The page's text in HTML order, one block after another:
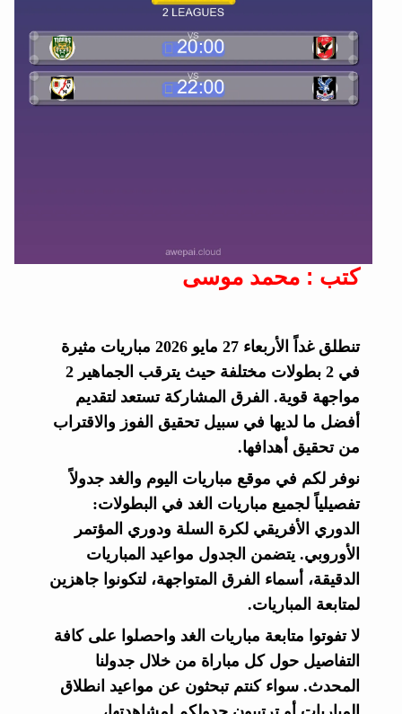
كتب : محمد موسى
تنطلق غداً الأربعاء 27 مايو 2026 مباريات مثيرة
في 2 بطولات مختلفة حيث يترقب الجماهير 2
مواجهة قوية. الفرق المشاركة تستعد لتقديم
أفضل ما لديها في سبيل تحقيق الفوز والاقتراب
من تحقيق أهدافها.
نوفر لكم في موقع مباريات اليوم والغد جدولاً
تفصيلياً لجميع مباريات الغد في البطولات:
الدوري الأفريقي لكرة السلة ودوري المؤتمر
الأوروبي. يتضمن الجدول مواعيد المباريات
الدقيقة، أسماء الفرق المتواجهة، لتكونوا جاهزين
لمتابعة المباريات.
لا تفوتوا متابعة مباريات الغد واحصلوا على كافة
التفاصيل حول كل مباراة من خلال جدولنا
المحدث. سواء كنتم تبحثون عن مواعيد انطلاق